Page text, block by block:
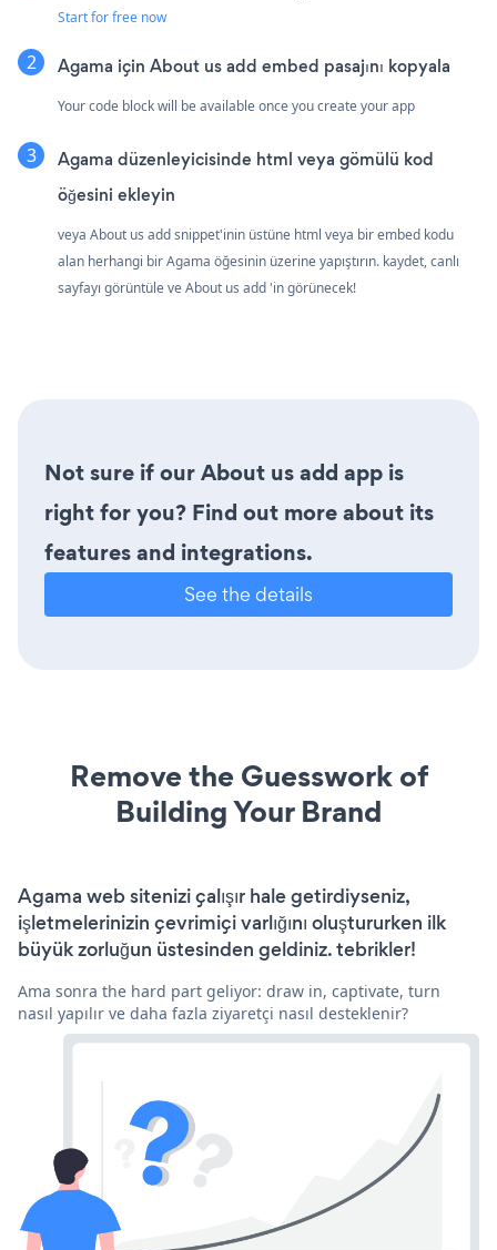
Start for free now
Agama için About us add embed pasajını kopyala
Your code block will be available once you create your app
Agama düzenleyicisinde html veya gömülü kod
öğesini ekleyin
veya About us add snippet'inin üstüne html veya bir embed kodu
alan herhangi bir Agama öğesinin üzerine yapıştırın. kaydet, canlı
sayfayı görüntüle ve About us add 'in görünecek!
Not sure if our About us add app is
right for you? Find out more about its
features and integrations.
See the details
Remove the Guesswork of
Building Your Brand
Agama web sitenizi çalışır hale getirdiyseniz,
işletmelerinizin çevrimiçi varlığını oluştururken ilk
büyük zorluğun üstesinden geldiniz. tebrikler!
Ama sonra the hard part geliyor: draw in, captivate, turn
nasıl yapılır ve daha fazla ziyaretçi nasıl desteklenir?